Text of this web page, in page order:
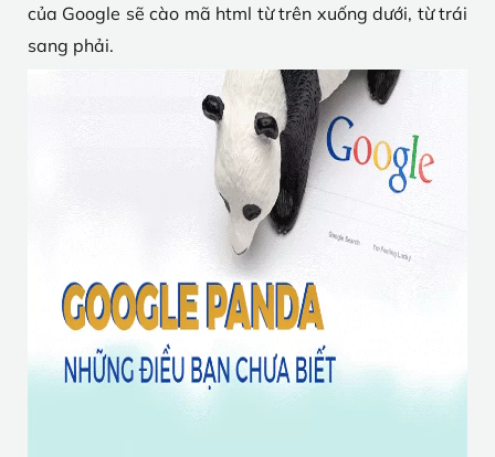
của Google sẽ cào mã html từ trên xuống dưới, từ trái
sang phải.